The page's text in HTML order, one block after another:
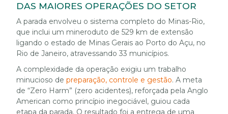
DAS MAIORES OPERAÇÕES DO SETOR
A parada envolveu o sistema completo do Minas-Rio,
que inclui um mineroduto de 529 km de extensão
ligando o estado de Minas Gerais ao Porto do Açu, no
Rio de Janeiro, atravessando 33 municípios.
A complexidade da operação exigiu um trabalho
minucioso de preparação, controle e gestão. A meta
de “Zero Harm” (zero acidentes), reforçada pela Anglo
American como princípio inegociável, guiou cada
etapa da parada. O resultado foi a entrega de uma